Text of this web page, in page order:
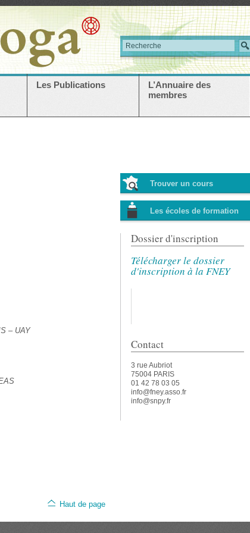
Les Publications
L’Annuaire des
membres
– UAY
Trouver un cours
Les écoles de formation
Dossier d'inscription
Télécharger le dossier
d'inscription à la FNEY
Contact
3 rue Aubriot
75004 PARIS
01 42 78 03 05
info@fney.asso.fr
info@snpy.fr
Haut de page